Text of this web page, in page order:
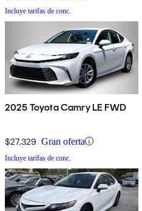
Incluye tarifas de conc.
2025 Toyota Camry LE FWD
$27,329 Gran oferta
Incluye tarifas de conc.